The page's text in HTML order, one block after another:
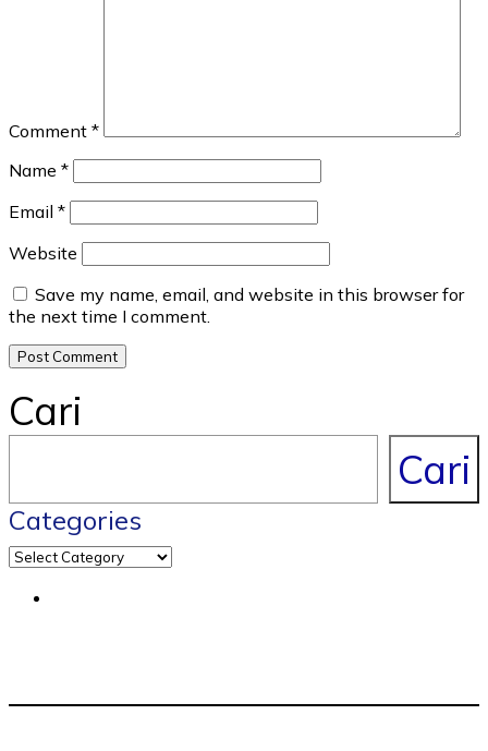
Comment *
Name *
Email *
Website
Save my name, email, and website in this browser for
the next time I comment.
Cari
Cari
Categories